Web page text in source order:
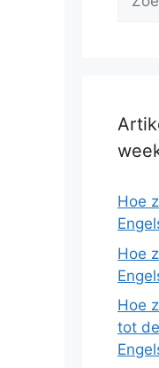
Hoe
Hoe
Hoe
tot